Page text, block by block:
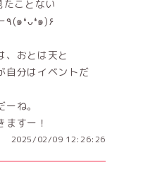
ことない
また見に行かなきゃー٩(๑❛ᴗ❛๑)۶
、おとは天と
自分はイベントだ
ね。
ますー！
2025/02/09 12:26:26